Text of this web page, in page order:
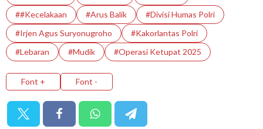
##Kecelakaan
#Arus Balik
#Divisi Humas Polri
#Irjen Agus Suryonugroho
#Kakorlantas Polri
#Lebaran
#Mudik #Operasi Ketupat 2025
Font + Font -